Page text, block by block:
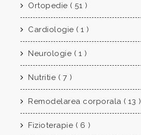
Ortopedie ( 51 )
Cardiologie ( 1 )
Neurologie ( 1 )
Nutritie ( 7 )
Remodelarea corporala ( 13 )
Fizioterapie ( 6 )